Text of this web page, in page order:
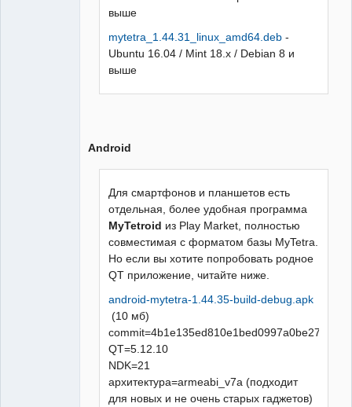
выше
mytetra_1.44.31_linux_amd64.deb -
Ubuntu 16.04 / Mint 18.x / Debian 8 и
выше
Android
Для смартфонов и планшетов есть
отдельная, более удобная программа
MyTetroid из Play Market, полностью
совместимая с форматом базы MyTetra.
Но если вы хотите попробовать родное
QT приложение, читайте ниже.
android-mytetra-1.44.35-build-debug.apk
(10 мб)
QT=5.12.10
NDK=21
архитектура=armeabi_v7a (подходит
для новых и не очень старых гаджетов)